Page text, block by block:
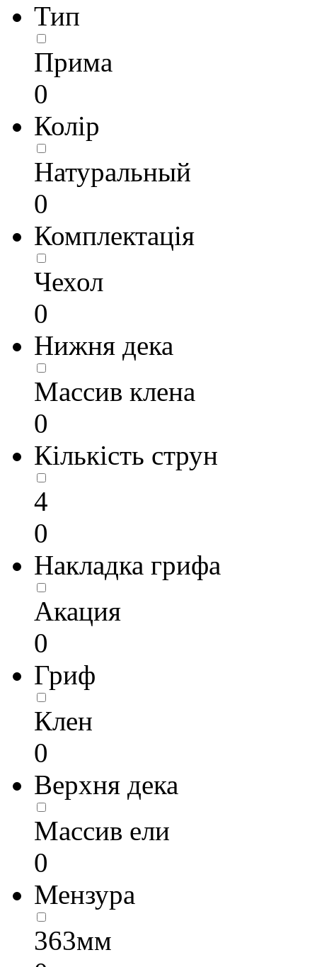
Тип
Прима
0
Колір
Натуральный
0
Комплектація
Чехол
0
Нижня дека
Массив клена
0
Кількість струн
4
0
Накладка грифа
Акация
0
Гриф
Клен
0
Верхня дека
Массив ели
0
Мензура
363мм